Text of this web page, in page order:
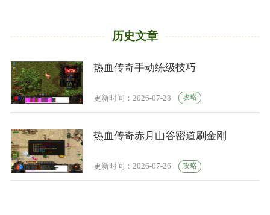
历史文章
热血传奇手动练级技巧
更新时间：2026-07-28 攻略
热血传奇赤月山谷密道刷金刚
更新时间：2026-07-26 攻略